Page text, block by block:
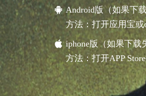
Android版（如果下
方法：打开应用宝或
iphone版（如果下载
方法：打开APP